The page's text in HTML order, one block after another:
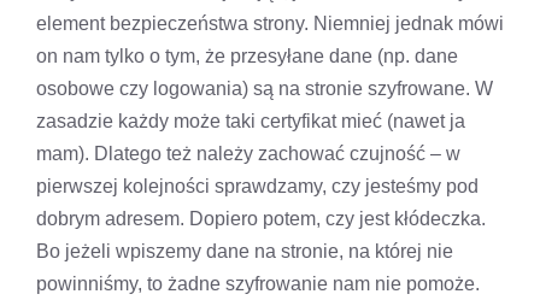
element bezpieczeństwa strony. Niemniej jednak mówi
on nam tylko o tym, że przesyłane dane (np. dane
osobowe czy logowania) są na stronie szyfrowane. W
zasadzie każdy może taki certyfikat mieć (nawet ja
mam). Dlatego też należy zachować czujność – w
pierwszej kolejności sprawdzamy, czy jesteśmy pod
dobrym adresem. Dopiero potem, czy jest kłódeczka.
Bo jeżeli wpiszemy dane na stronie, na której nie
powinniśmy, to żadne szyfrowanie nam nie pomoże.